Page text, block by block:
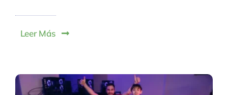
Leer Más